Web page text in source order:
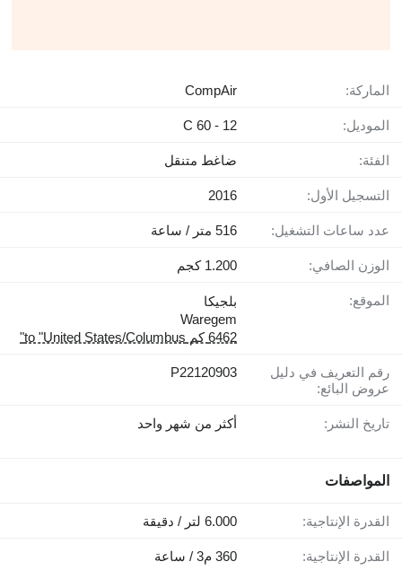
الماركة: CompAir
الموديل: C 60 - 12
الفئة: ضاغط متنقل
التسجيل الأول: 2016
عدد ساعات التشغيل: 516 متر / ساعة
الوزن الصافي: 1.200 كجم
الموقع:
بلجيكا
Waregem
6462 كم to "United States/Columbus"
رقم التعريف في دليل
عروض البائع:
P22120903
تاريخ النشر: أكثر من شهر واحد
المواصفات
القدرة الإنتاجية: 6.000 لتر / دقيقة
القدرة الإنتاجية: 360 م3 / ساعة